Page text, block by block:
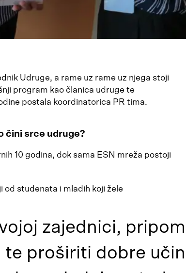
Udruge, a rame uz rame uz njega stoji
program kao članica udruge te
postala koordinatorica PR tima.
čini srce udruge?
10 godina, dok sama ESN mreža postoji
od studenata i mladih koji žele
zajednici,
proširiti dobre